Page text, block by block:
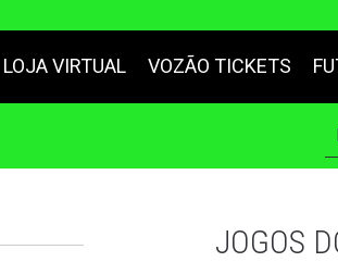
LOJA VIRTUAL VOZÃO TICKETS
JOGOS